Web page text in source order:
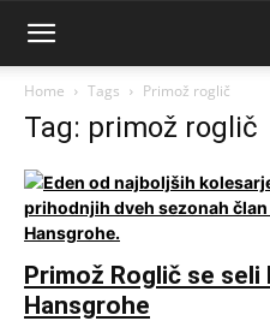
Home Tags Primož roglič
Tag: primož roglič
Primož Roglič se
Hansgrohe